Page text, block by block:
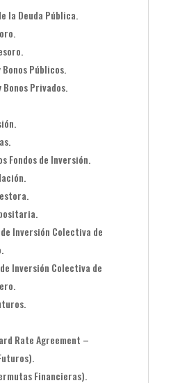
la Deuda Pública.
Públicos.
Privados.
Fondos de Inversión.
Inversión Colectiva de
Inversión Colectiva de
Rate Agreement –
Financieras).